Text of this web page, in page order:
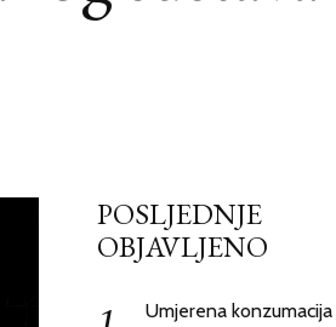
POSLJEDNJE
OBJAVLJENO
Umjerena